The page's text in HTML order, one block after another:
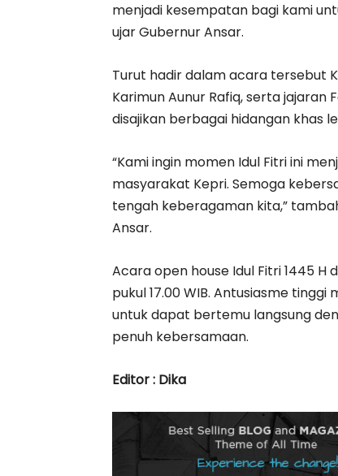
menjadi kesempatan bagi kami
ujar Gubernur Ansar.
Turut hadir dalam acara tersebut
Karimun Aunur Rafiq, serta jajaran
disajikan berbagai hidangan khas
“Kami ingin momen Idul Fitri ini
masyarakat Kepri. Semoga
tengah keberagaman kita,”
Ansar.
Acara open house Idul Fitri 1445 H
pukul 17.00 WIB. Antusiasme
untuk dapat bertemu langsung
penuh kebersamaan.
Editor : Dika